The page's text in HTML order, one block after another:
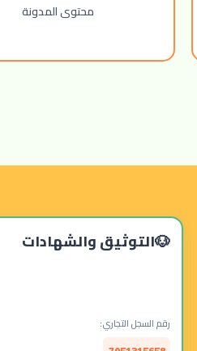
محتوى المدونة
التوثيق والشهادات
رقم السجل التجاري: